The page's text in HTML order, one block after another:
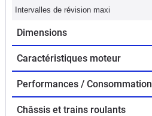
Intervalles de révision maxi
Dimensions
Caractéristiques moteur
Performances / Consommation
Châssis et trains roulants